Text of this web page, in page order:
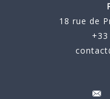
18 rue de